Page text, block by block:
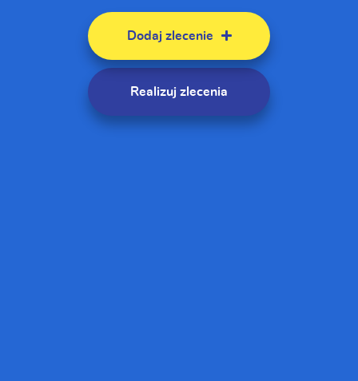
Dodaj zlecenie
Realizuj zlecenia